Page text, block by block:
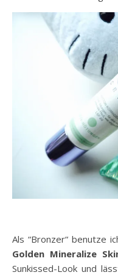
Als “Bronzer“ benutze
Golden Mineralize
Sunkissed-Look und